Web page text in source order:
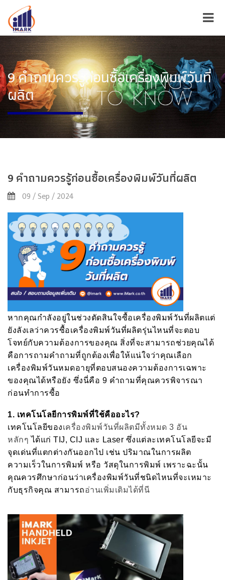
9 คำถามควรรู้ก่อนซื้อเครื่องพิมพ์วันที่
ผลิต
9 คำถามควรรู้ก่อนซื้อเครื่องพิมพ์วันที่ผลิต
09 / Sep / 2024
หากคุณกำลังอยู่ในช่วงตัดสินใจซื้อเครื่องพิมพ์วันที่ผลิตแต่
ยังลังเลว่าควรซื้อเครื่องพิมพ์วันที่ผลิตรุ่นไหนที่จะตอบ
โจทย์กับความต้องการของคุณ สิ่งที่จะสามารถช่วยคุณได้
คือการถามคำถามที่ถูกต้องเพื่อให้แน่ใจว่าคุณเลือก
เครื่องพิมพ์วันหมดอายุที่ตอบสนองความต้องการเฉพาะ
ของคุณได้หรือยัง ซึ่งนี่คือ 9 คำถามที่คุณควรพิจารณา
ก่อนทำการซื้อ
1. เทคโนโลยีการพิมพ์ที่ใช้คืออะไร?
เทคโนโลยีของเครื่องพิมพ์วันที่ผลิตมีทั้งหมด 3 อัน
หลักๆ ได้แก่ TIJ, CIJ และ Laser ซึ่งแต่ละเทคโนโลยีจะมี
จุดเด่นที่แตกต่างกันออกไป เช่น ปริมาณในการผลิต
ความเร็วในการพิมพ์ หรือ วัสดุในการพิมพ์ เพราะฉะนั้น
คุณควรศึกษาก่อนว่าเครื่องพิมพ์วันที่ชนิดไหนที่จะเหมาะ
กับธุรกิจคุณ สามารถอ่านเพิ่มเติมได้ที่นี